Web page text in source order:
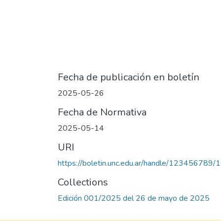
Fecha de publicación en boletín
2025-05-26
Fecha de Normativa
2025-05-14
URI
https://boletin.unc.edu.ar/handle/123456789/
Collections
Edición 001/2025 del 26 de mayo de 2025